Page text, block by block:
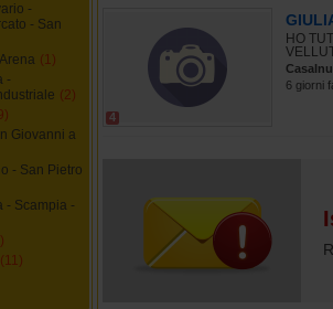
-
- San
(1)
-
(2)
Giovanni a
- San Pietro
- Scampia -
(11)
4
HO
6 giorni